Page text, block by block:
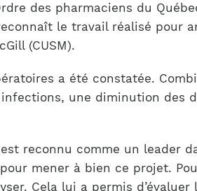
des pharmaciens du
le travail réalisé pour
(CUSM).
a été constatée.
une diminution des
reconnu comme un leader
mener à bien ce projet.
Cela lui a permis